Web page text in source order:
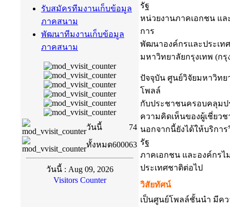
รับสมัครทีมงานเก็บข้อมูล
ภาคสนาม
พัฒนาทีมงานเก็บข้อมูล
ภาคสนาม
วันนี้
74
ทั้งหมด600063
วันนี้ : Aug 09, 2026
Visitors Counter
รัฐ
หน่วยงานภาคเอกชน แล
การ
พัฒนาองค์กรและประเท
มหาวิทยาลัยกรุงเทพ (ก
ปัจจุบัน ศูนย์วิจัยมหาวิทย
โพลล์
กับประชาชนครอบคลุมป
ความคิดเห็นของผู้เชี่ยวช
นอกจากนี้ยังได้ให้บริกา
รัฐ
ภาคเอกชน และองค์กรไ
ประเทศชาติต่อไป
วิสัยทัศน์
เป็นศูนย์โพลล์ชั้นนำ มีคว